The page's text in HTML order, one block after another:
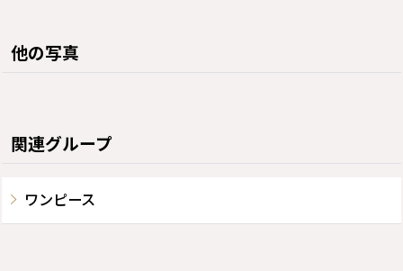
他の写真
関連グループ
ワンピース